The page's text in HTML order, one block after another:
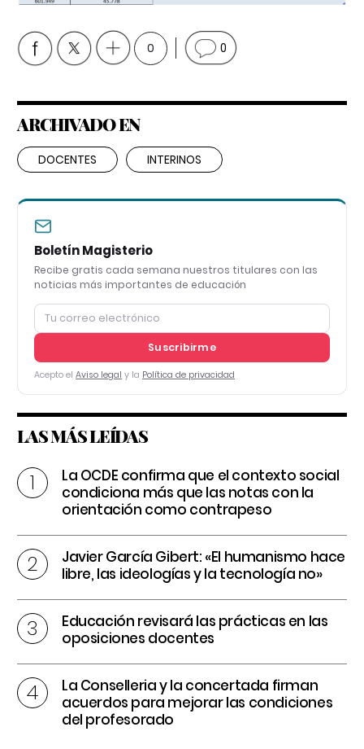
0 0
ARCHIVADO EN
DOCENTES INTERINOS
Boletín Magisterio
Recibe gratis cada semana nuestros titulares con las
noticias más importantes de educación
Suscribirme
Acepto el Aviso legal y la Política de privacidad
LAS MÁS LEÍDAS
La OCDE confirma que el contexto social
condiciona más que las notas con la
orientación como contrapeso
Javier García Gibert: «El humanismo hace
libre, las ideologías y la tecnología no»
Educación revisará las prácticas en las
oposiciones docentes
La Conselleria y la concertada firman
acuerdos para mejorar las condiciones
del profesorado